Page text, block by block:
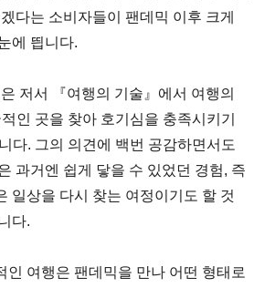
다는 소비자들이 팬데믹 이후 크게
에 띕니다.
저서 『여행의 기술』에서 여행의
인 곳을 찾아 호기심을 충족시키기
다. 그의 의견에 백번 공감하면서도
과거엔 쉽게 닿을 수 있었던 경험, 즉
일상을 다시 찾는 여정이기도 할 것
다.
인 여행은 팬데믹을 만나 어떤 형태로